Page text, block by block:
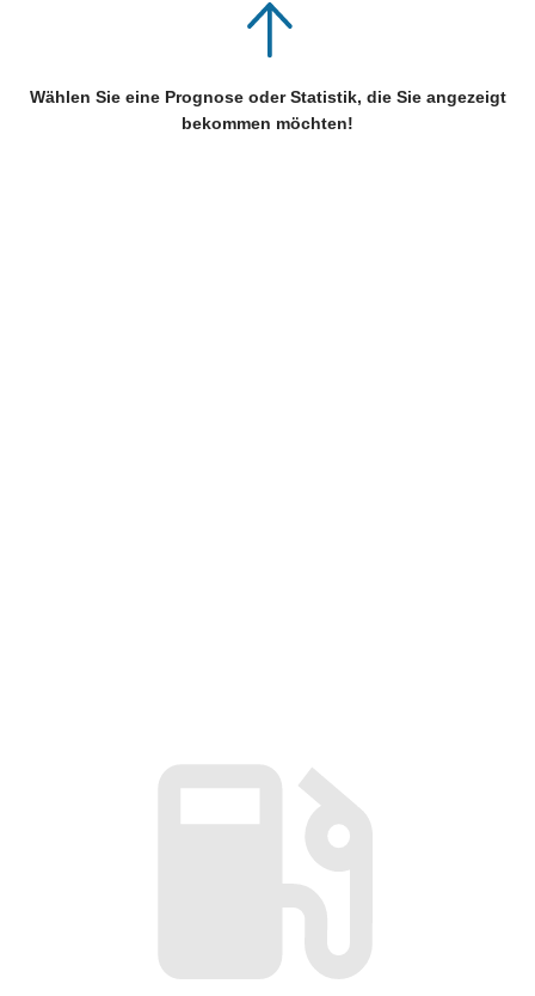
Wählen Sie eine Prognose oder Statistik, die Sie angezeigt
bekommen möchten!